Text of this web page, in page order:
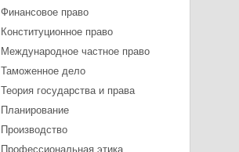
Финансовое право
Конституционное право
Международное частное право
Таможенное дело
Теория государства и права
Планирование
Производство
Профессиональная этика